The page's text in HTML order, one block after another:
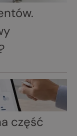
część